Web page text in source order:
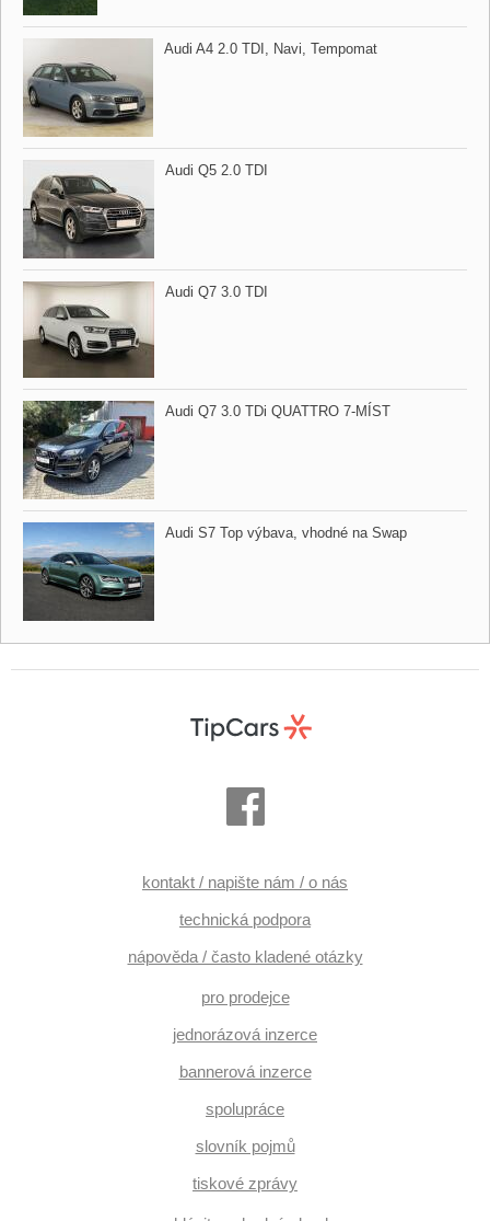
Audi A4 2.0 TDI,​ Navi,​ Tempomat
Audi Q5 2.0 TDI
Audi Q7 3.0 TDI
Audi Q7 3.0 TDi QUATTRO 7​-MÍST
Audi S7 Top výbava,​ vhodné na Swap
kontakt / napište nám / o nás
technická podpora
nápověda / často kladené otázky
pro prodejce
jednorázová inzerce
bannerová inzerce
spolupráce
slovník pojmů
tiskové zprávy